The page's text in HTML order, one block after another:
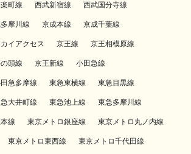
町線 西武新宿線 西武国分寺線
摩川線 京成本線 京成千葉線
イアクセス 京王線 京王相模原線
頭線 京王新線 小田急線
急多摩線 東急東横線 東急目黒線
大井町線 東急池上線 東急多摩川線
線 東京メトロ銀座線 東京メトロ丸ノ内線
東京メトロ東西線 東京メトロ千代田線